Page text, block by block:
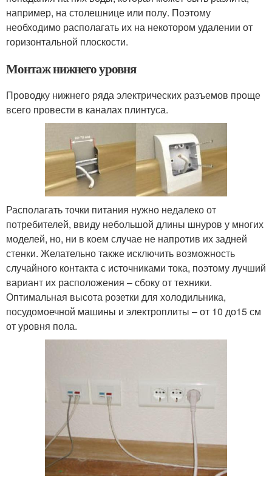
например, на столешнице или полу. Поэтому
необходимо располагать их на некотором удалении от
горизонтальной плоскости.
Монтаж нижнего уровня
Проводку нижнего ряда электрических разъемов проще
всего провести в каналах плинтуса.
Располагать точки питания нужно недалеко от
потребителей, ввиду небольшой длины шнуров у многих
моделей, но, ни в коем случае не напротив их задней
стенки. Желательно также исключить возможность
случайного контакта с источниками тока, поэтому лучший
вариант их расположения – сбоку от техники.
Оптимальная высота розетки для холодильника,
посудомоечной машины и электроплиты – от 10 до15 см
от уровня пола.